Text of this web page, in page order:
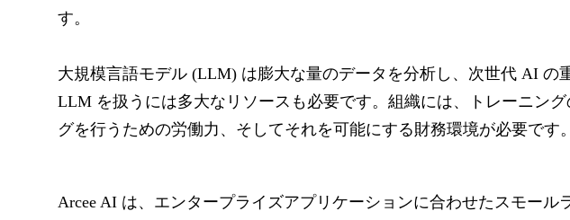
す。
大規模言語モデル (LLM) は膨大な量のデータを分析し、次世代 AI の
LLM を扱うには多大なリソースも必要です。組織には、トレーニン
グを行うための労働力、そしてそれを可能にする財務環境が必要です。
Arcee AI は、エンタープライズアプリケーションに合わせたスモール